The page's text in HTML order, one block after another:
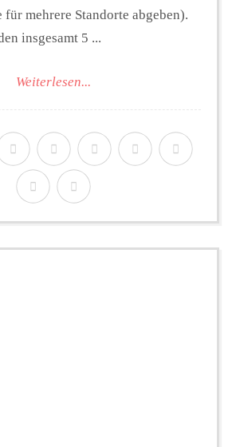
mehrere Standorte abgeben).
insgesamt 5 ...
Weiterlesen...